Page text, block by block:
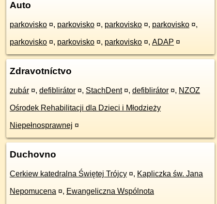
Auto
parkovisko ¤, parkovisko ¤, parkovisko ¤, parkovisko ¤,
parkovisko ¤, parkovisko ¤, parkovisko ¤, ADAP ¤
Zdravotníctvo
zubár ¤, defiblirátor ¤, StachDent ¤, defiblirátor ¤, NZOZ
Ośrodek Rehabilitacji dla Dzieci i Młodzieży
Niepełnosprawnej ¤
Duchovno
Cerkiew katedralna Świętej Trójcy ¤, Kapliczka św. Jana
Nepomucena ¤, Ewangeliczna Wspólnota